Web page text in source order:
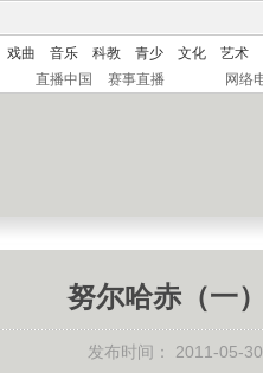
戏曲 音乐 科教 青少 文化
艺术
直播中国 赛事直播 网络
努尔哈赤（一
发布时间： 2011-05-